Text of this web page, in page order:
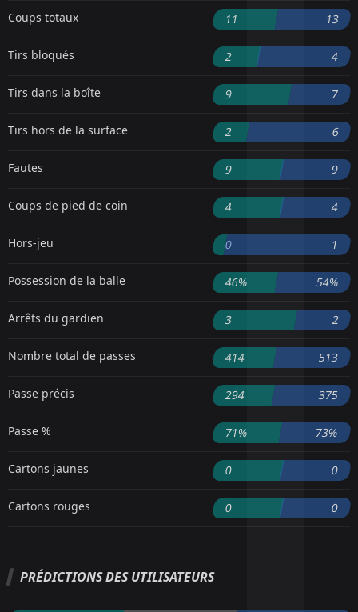
Coups totaux 11 13
Tirs bloqués 2 4
Tirs dans la boîte 9 7
Tirs hors de la surface 2 6
Fautes 9 9
Coups de pied de coin 4 4
Hors-jeu 0 1
Possession de la balle 46% 54%
Arrêts du gardien 3 2
Nombre total de passes 414 513
Passe précis 294 375
Passe % 71% 73%
Cartons jaunes 0 0
Cartons rouges 0 0
PRÉDICTIONS DES UTILISATEURS